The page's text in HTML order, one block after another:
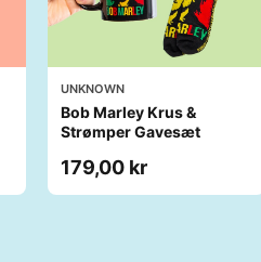
UNKNOWN
Bob Marley Krus &
Strømper Gavesæt
179,00 kr